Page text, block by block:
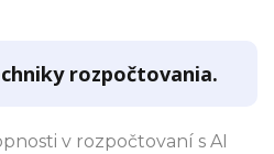
rozpočtovania.
v rozpočtovaní s AI